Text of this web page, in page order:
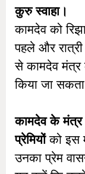
कुरु स्वाहा।
कामदेव को
पहले और
से कामदेव मंत्र
किया जा
कामदेव के मंत्र
प्रेमियोंको इस
उनका प्रेम